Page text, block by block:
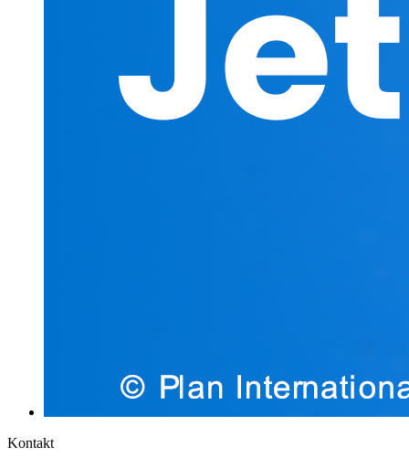
Kontakt